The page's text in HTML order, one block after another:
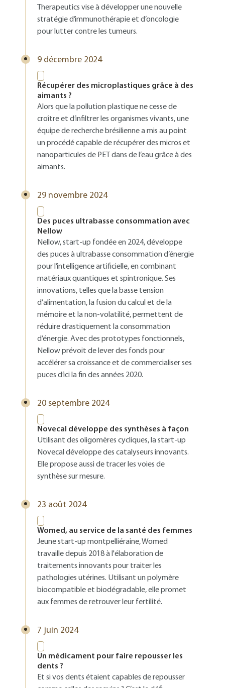
Therapeutics vise à développer une nouvelle
stratégie d’immunothérapie et d’oncologie
pour lutter contre les tumeurs.
9 décembre 2024
Récupérer des microplastiques grâce à des
aimants ?
Alors que la pollution plastique ne cesse de
croître et d’infiltrer les organismes vivants, une
équipe de recherche brésilienne a mis au point
un procédé capable de récupérer des micros et
nanoparticules de PET dans de l’eau grâce à des
aimants.
29 novembre 2024
Des puces ultrabasse consommation avec
Nellow
Nellow, start-up fondée en 2024, développe
des puces à ultrabasse consommation d’énergie
pour l’intelligence artificielle, en combinant
matériaux quantiques et spintronique. Ses
innovations, telles que la basse tension
d’alimentation, la fusion du calcul et de la
mémoire et la non-volatilité, permettent de
réduire drastiquement la consommation
d’énergie. Avec des prototypes fonctionnels,
Nellow prévoit de lever des fonds pour
accélérer sa croissance et de commercialiser ses
puces d’ici la fin des années 2020.
20 septembre 2024
Novecal développe des synthèses à façon
Utilisant des oligomères cycliques, la start-up
Novecal développe des catalyseurs innovants.
Elle propose aussi de tracer les voies de
synthèse sur mesure.
23 août 2024
Womed, au service de la santé des femmes
Jeune start-up montpelliéraine, Womed
travaille depuis 2018 à l'élaboration de
traitements innovants pour traiter les
pathologies utérines. Utilisant un polymère
biocompatible et biodégradable, elle promet
aux femmes de retrouver leur fertilité.
7 juin 2024
Un médicament pour faire repousser les
dents ?
Et si vos dents étaient capables de repousser